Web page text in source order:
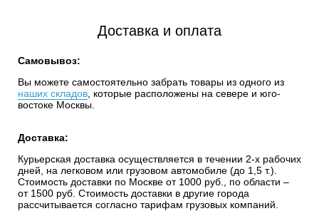
Доставка и оплата
Самовывоз:
Вы можете самостоятельно забрать товары из одного из
наших складов , которые расположены на севере и юго-
востоке Москвы.
Доставка:
Курьерская доставка осуществляется в течении 2-х рабочих
дней, на легковом или грузовом автомобиле (до 1,5 т.).
Стоимость доставки по Москве от 1000 руб., по области –
от 1500 руб. Стоимость доставки в другие города
рассчитывается согласно тарифам грузовых компаний.